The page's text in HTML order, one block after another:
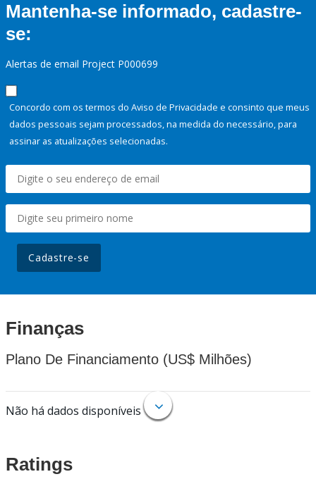
Mantenha-se informado, cadastre-
se:
Alertas de email Project P000699
Concordo com os termos do Aviso de Privacidade e consinto que meus
dados pessoais sejam processados, na medida do necessário, para
assinar as atualizações selecionadas.
Cadastre-se
Finanças
Plano De Financiamento (US$ Milhões)
Não há dados disponíveis
Ratings